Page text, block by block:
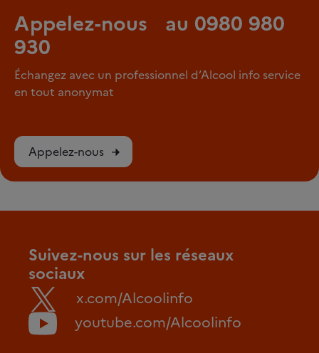
Appelez-nous au 0980 980
930
Échangez avec un professionnel d’Alcool info service
en tout anonymat
Appelez-nous
Suivez-nous sur les réseaux
sociaux
x.com/Alcoolinfo
youtube.com/Alcoolinfo